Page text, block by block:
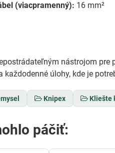
(viacpramenný): 16 mm²
nástrojom
úlohy, kde je
Knipex Kliešte
páčiť: